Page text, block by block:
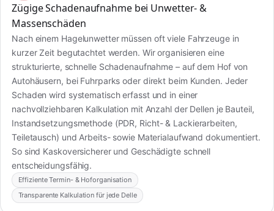
Zügige Schadenaufnahme bei Unwetter- &
Massenschäden
Nach einem Hagelunwetter müssen oft viele Fahrzeuge in
kurzer Zeit begutachtet werden. Wir organisieren eine
strukturierte, schnelle Schadenaufnahme – auf dem Hof von
Autohäusern, bei Fuhrparks oder direkt beim Kunden. Jeder
Schaden wird systematisch erfasst und in einer
nachvollziehbaren Kalkulation mit Anzahl der Dellen je Bauteil,
Instandsetzungsmethode (PDR, Richt- & Lackierarbeiten,
Teiletausch) und Arbeits- sowie Materialaufwand dokumentiert.
So sind Kaskoversicherer und Geschädigte schnell
entscheidungsfähig.
Effiziente Termin- & Hoforganisation
Transparente Kalkulation für jede Delle